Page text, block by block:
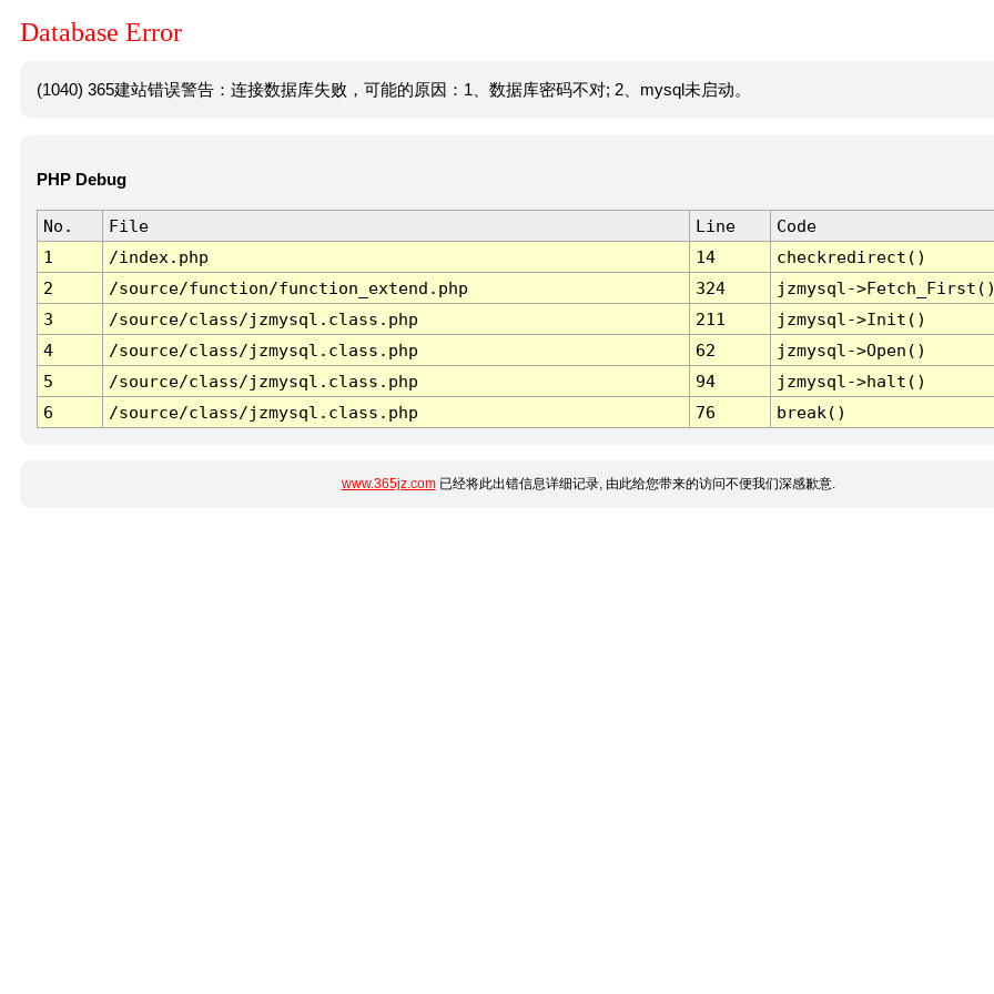
Database Error
(1040) 365建站错误警告：连接数据库失败，可能的原因：1、数据库密码不对; 2、mysql未启动。
PHP Debug
No. File Line
Code
1
/index.php 14
checkredirect()
2
/source/function/function_extend.php 324
jzmysql-
3
/source/class/jzmysql.class.php 211
jzmysql->Init()
4
/source/class/jzmysql.class.php 62
jzmysql->Open()
5
/source/class/jzmysql.class.php 94
jzmysql->halt()
6
/source/class/jzmysql.class.php 76 break()
www.365jz.com已经将此出错信息详细记录, 由此给您带来的访问不便我们深感歉意.